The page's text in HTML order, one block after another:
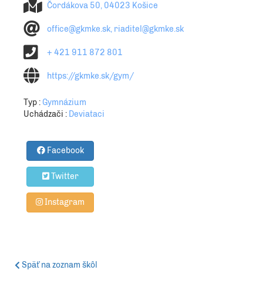
Čordákova 50, 04023 Košice
office@gkmke.sk, riaditel@gkmke.sk
+ 421 911 872 801
https://gkmke.sk/gym/
Typ : Gymnázium
Uchádzači : Deviataci
Facebook
Twitter
Instagram
Späť na zoznam škôl